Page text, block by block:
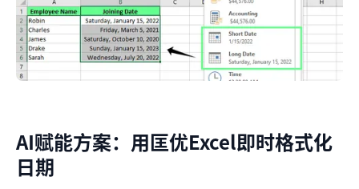
AI赋能方案：用匡优Excel即时格式化
日期